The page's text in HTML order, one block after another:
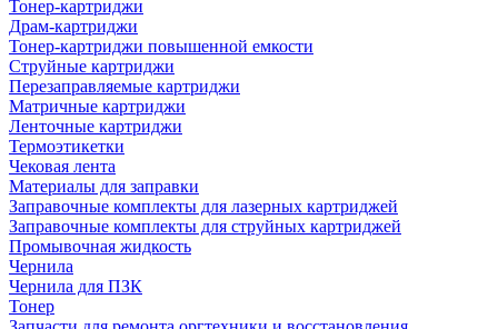
Тонер-картриджи
Драм-картриджи
Тонер-картриджи повышенной емкости
Струйные картриджи
Перезаправляемые картриджи
Матричные картриджи
Ленточные картриджи
Термоэтикетки
Чековая лента
Материалы для заправки
Заправочные комплекты для лазерных картриджей
Заправочные комплекты для струйных картриджей
Промывочная жидкость
Чернила
Чернила для ПЗК
Тонер